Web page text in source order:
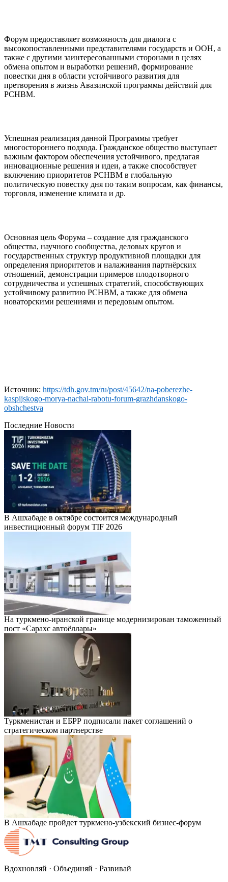
Форум предоставляет возможность для диалога с
высокопоставленными представителями государств и ООН, а
также с другими заинтересованными сторонами в целях
обмена опытом и выработки решений, формирование
повестки дня в области устойчивого развития для
претворения в жизнь Авазинской программы действий для
РСНВМ.
Успешная реализация данной Программы требует
многостороннего подхода. Гражданское общество выступает
важным фактором обеспечения устойчивого, предлагая
инновационные решения и идеи, а также способствует
включению приоритетов РСНВМ в глобальную
политическую повестку дня по таким вопросам, как финансы,
торговля, изменение климата и др.
Основная цель Форума – создание для гражданского
общества, научного сообщества, деловых кругов и
государственных структур продуктивной площадки для
определения приоритетов и налаживания партнёрских
отношений, демонстрации примеров плодотворного
сотрудничества и успешных стратегий, способствующих
устойчивому развитию РСНВМ, а также для обмена
новаторскими решениями и передовым опытом.
Источник: https://tdh.gov.tm/ru/post/45642/na-poberezhe-
kaspijskogo-morya-nachal-rabotu-forum-grazhdanskogo-
obshchestva
Последние Новости
В Ашхабаде в октябре состоится международный
инвестиционный форум TIF 2026
На туркмено-иранской границе модернизирован таможенный
пост «Сарахс автоёллары»
Туркменистан и ЕБРР подписали пакет соглашений о
стратегическом партнерстве
В Ашхабаде пройдет туркмено-узбекский бизнес-форум
Вдохновляй · Объединяй · Развивай